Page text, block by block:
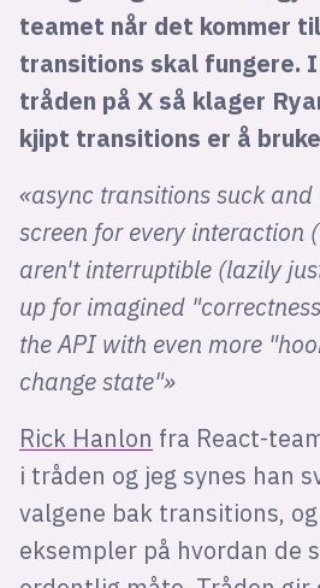
teamet når det kommer
transitions skal fungere.
tråden på X så klager
kjipt transitions er å
«async transitions suck
screen for every interaction
aren't interruptible (lazily
up for imagined
the API with even more
change state"»
Rick Hanlon fra React-
i tråden og jeg synes han
valgene bak transitions,
eksempler på hvordan de